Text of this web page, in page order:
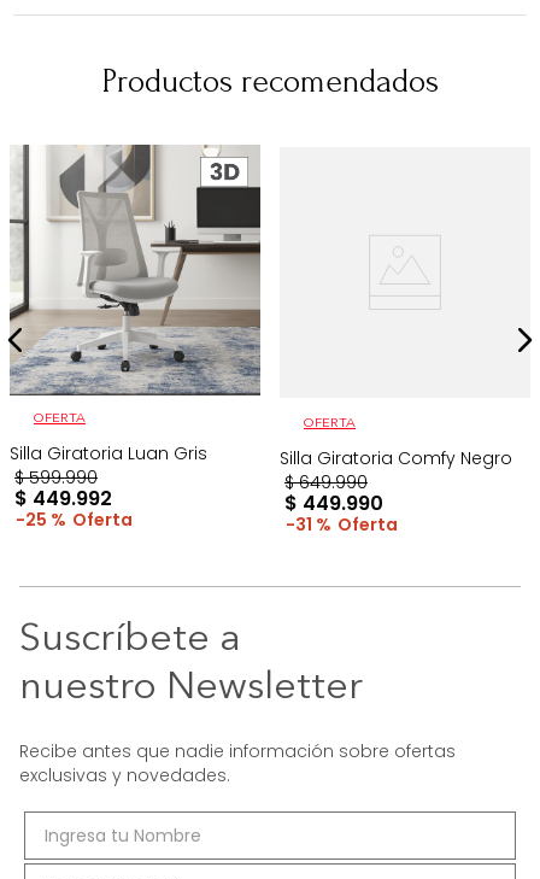
Productos recomendados
OFERTA
Silla Giratoria Luan Gris
$ 599.990
$ 449.992
25 %
OFERTA
Silla Giratoria Comfy Negro
$ 649.990
$ 449.990
31 %
Suscríbete a
nuestro Newsletter
Recibe antes que nadie información sobre ofertas
exclusivas y novedades.